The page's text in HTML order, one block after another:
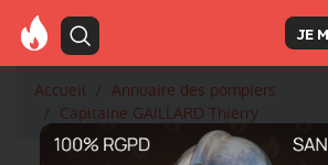
JE
Accueil
Annuaire des pompiers
Capitaine GAILLARD Thierry